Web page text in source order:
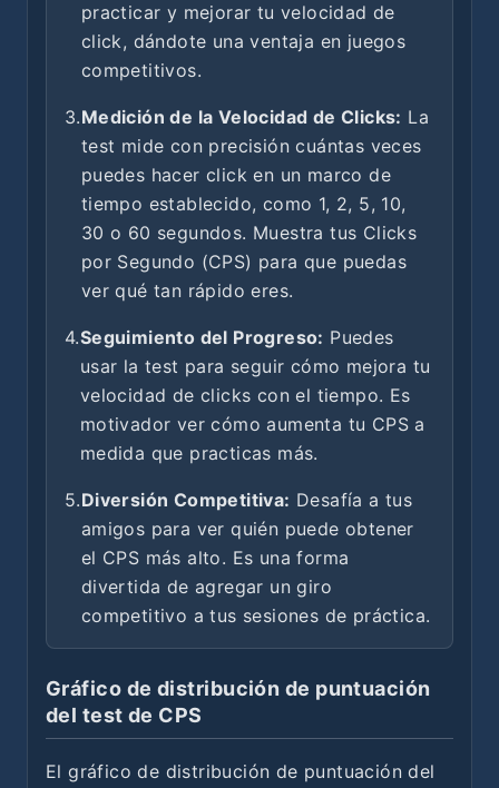
practicar y mejorar tu velocidad de
click, dándote una ventaja en juegos
competitivos.
3.Medición de la Velocidad de Clicks: La
test mide con precisión cuántas veces
puedes hacer click en un marco de
tiempo establecido, como 1, 2, 5, 10,
30 o 60 segundos. Muestra tus Clicks
por Segundo (CPS) para que puedas
ver qué tan rápido eres.
4.Seguimiento del Progreso: Puedes
usar la test para seguir cómo mejora tu
velocidad de clicks con el tiempo. Es
motivador ver cómo aumenta tu CPS a
medida que practicas más.
5.Diversión Competitiva: Desafía a tus
amigos para ver quién puede obtener
el CPS más alto. Es una forma
divertida de agregar un giro
competitivo a tus sesiones de práctica.
Gráfico de distribución de puntuación
del test de CPS
El gráfico de distribución de puntuación del